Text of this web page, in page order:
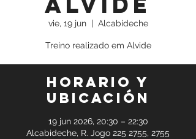
vie, 19 jun
  |
Alcabideche
Treino realizado em Alvide
Horario y
ubicación
19 jun 2026, 20:30 – 22:30
Alcabideche, R. Jogo 225 2755, 2755